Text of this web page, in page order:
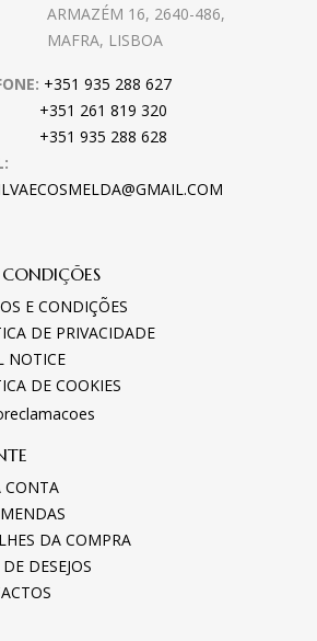
ARMAZÉM 16, 2640-486,
MAFRA, LISBOA
+351 935 288 627
+351 261 819 320
+351 935 288 628
E CONDIÇÕES
DE PRIVACIDADE
NOTICE
DE COOKIES
CONTA
DA COMPRA
DESEJOS